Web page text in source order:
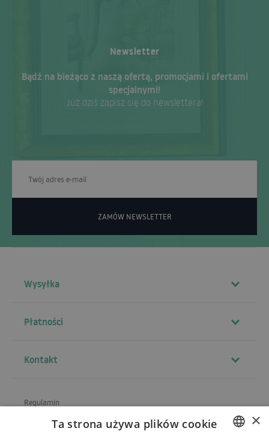
Newsletter
Bądź na bieżąco z naszą ofertą, promocjami i ofertami
specjalnymi!
Już dziś zapisz się do newslettera!
ZAMÓW NEWSLETTER
Wysyłka
Płatności
Kontakt
Regulamin
×
Ta strona używa plików cookie